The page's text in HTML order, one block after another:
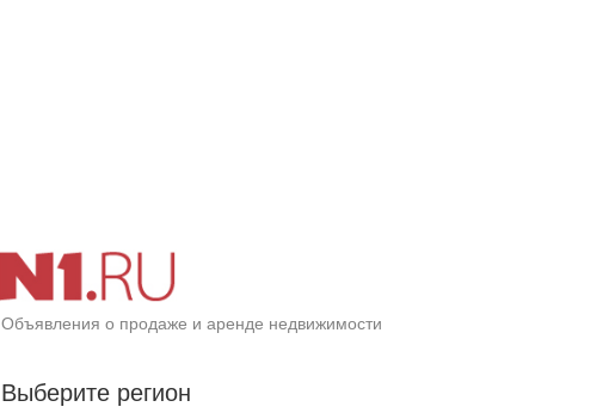
Объявления о продаже и аренде недвижимости
Выберите регион